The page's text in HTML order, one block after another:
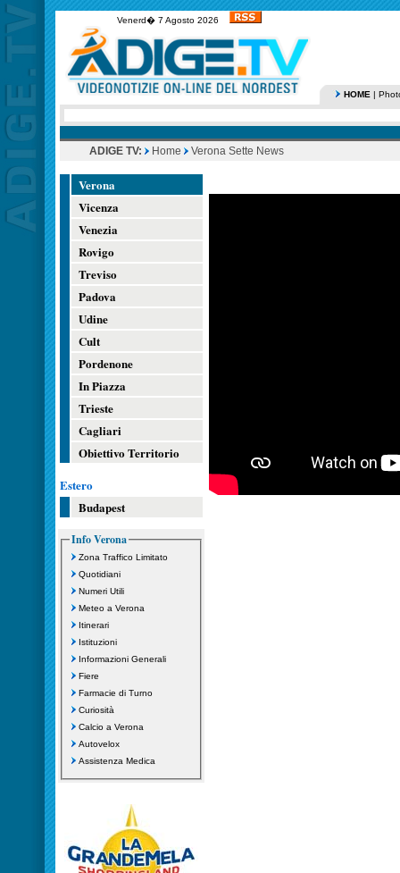
Venerd� 7 Agosto 2026
HOME |
ADIGE TV: Home Verona Sette News
Verona
Vicenza
Venezia
Rovigo
Treviso
Padova
Udine
Cult
Pordenone
In Piazza
Trieste
Cagliari
Obiettivo Territorio
Estero
Budapest
Info Verona
Zona Traffico Limitato
Quotidiani
Numeri Utili
Meteo a Verona
Itinerari
Istituzioni
Informazioni Generali
Fiere
Farmacie di Turno
Curiosità
Calcio a Verona
Autovelox
Assistenza Medica